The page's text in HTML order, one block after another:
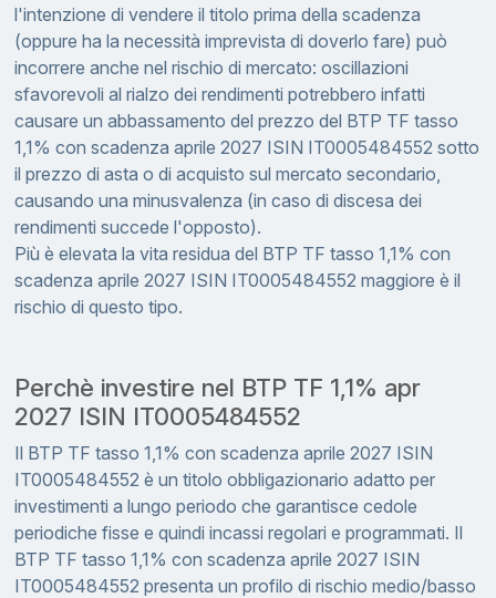
l'intenzione di vendere il titolo prima della scadenza
(oppure ha la necessità imprevista di doverlo fare) può
incorrere anche nel rischio di mercato: oscillazioni
sfavorevoli al rialzo dei rendimenti potrebbero infatti
causare un abbassamento del prezzo del BTP TF tasso
1,1% con scadenza aprile 2027 ISIN IT0005484552 sotto
il prezzo di asta o di acquisto sul mercato secondario,
causando una minusvalenza (in caso di discesa dei
rendimenti succede l'opposto).
Più è elevata la vita residua del BTP TF tasso 1,1% con
scadenza aprile 2027 ISIN IT0005484552 maggiore è il
rischio di questo tipo.
Perchè investire nel BTP TF 1,1% apr
2027 ISIN IT0005484552
Il BTP TF tasso 1,1% con scadenza aprile 2027 ISIN
IT0005484552 è un titolo obbligazionario adatto per
investimenti a lungo periodo che garantisce cedole
periodiche fisse e quindi incassi regolari e programmati. Il
BTP TF tasso 1,1% con scadenza aprile 2027 ISIN
IT0005484552 presenta un profilo di rischio medio/basso